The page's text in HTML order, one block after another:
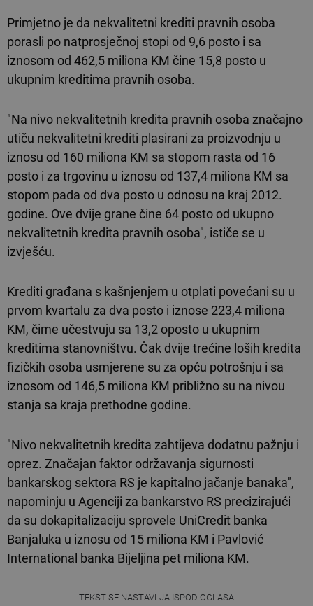
Primjetno je da nekvalitetni krediti pravnih osoba
porasli po natprosječnoj stopi od 9,6 posto i sa
iznosom od 462,5 miliona KM čine 15,8 posto u
ukupnim kreditima pravnih osoba.
"Na nivo nekvalitetnih kredita pravnih osoba značajno
utiču nekvalitetni krediti plasirani za proizvodnju u
iznosu od 160 miliona KM sa stopom rasta od 16
posto i za trgovinu u iznosu od 137,4 miliona KM sa
stopom pada od dva posto u odnosu na kraj 2012.
godine. Ove dvije grane čine 64 posto od ukupno
nekvalitetnih kredita pravnih osoba", ističe se u
izvješću.
Krediti građana s kašnjenjem u otplati povećani su u
prvom kvartalu za dva posto i iznose 223,4 miliona
KM, čime učestvuju sa 13,2 oposto u ukupnim
kreditima stanovništvu. Čak dvije trećine loših kredita
fizičkih osoba usmjerene su za opću potrošnju i sa
iznosom od 146,5 miliona KM približno su na nivou
stanja sa kraja prethodne godine.
"Nivo nekvalitetnih kredita zahtijeva dodatnu pažnju i
oprez. Značajan faktor održavanja sigurnosti
bankarskog sektora RS je kapitalno jačanje banaka",
napominju u Agenciji za bankarstvo RS precizirajući
da su dokapitalizaciju sprovele UniCredit banka
Banjaluka u iznosu od 15 miliona KM i Pavlović
International banka Bijeljina pet miliona KM.
TEKST SE NASTAVLJA ISPOD OGLASA